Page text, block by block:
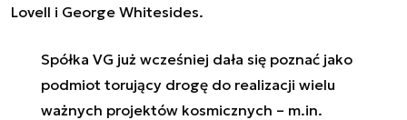
Lovell i George Whitesides.
Spółka VG już wcześniej dała się poznać jako
podmiot torujący drogę do realizacji wielu
ważnych projektów kosmicznych – m.in.